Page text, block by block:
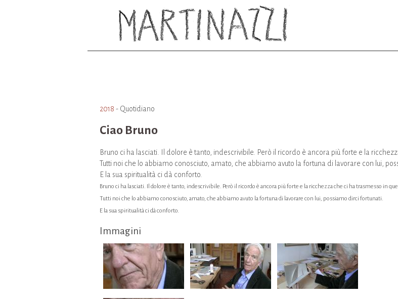
2018 - Quotidiano
Ciao Bruno
Bruno ci ha lasciati. Il dolore è tanto, indescrivibile. Però il ricordo è ancora più forte e la
Tutti noi che lo abbiamo conosciuto, amato, che abbiamo avuto la fortuna di lavorare con lui,
E la sua spiritualità ci dà conforto.
Bruno ci ha lasciati. Il dolore è tanto, indescrivibile. Però il ricordo è ancora più forte e la ricchezza che ci ha trasmesso in
Tutti noi che lo abbiamo conosciuto, amato, che abbiamo avuto la fortuna di lavorare con lui, possiamo dirci fortunati.
E la sua spiritualità ci dà conforto.
Immagini